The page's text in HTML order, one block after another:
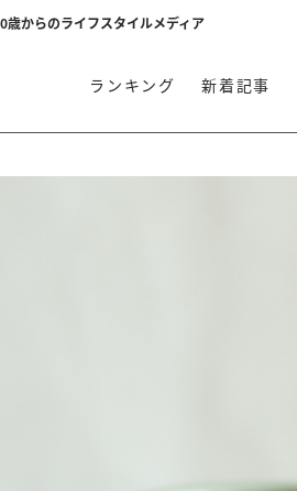
歳からのライフスタイルメディア
ランキング 新着記事